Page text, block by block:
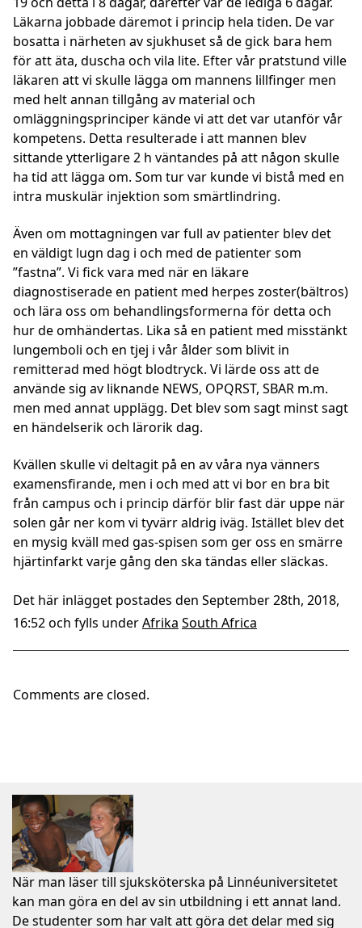
Läkarna jobbade däremot i princip hela tiden. De var
bosatta i närheten av sjukhuset så de gick bara hem
för att äta, duscha och vila lite. Efter vår pratstund ville
läkaren att vi skulle lägga om mannens lillfinger men
med helt annan tillgång av material och
omläggningsprinciper kände vi att det var utanför vår
kompetens. Detta resulterade i att mannen blev
sittande ytterligare 2 h väntandes på att någon skulle
ha tid att lägga om. Som tur var kunde vi bistå med en
intra muskulär injektion som smärtlindring.
Även om mottagningen var full av patienter blev det
en väldigt lugn dag i och med de patienter som
”fastna”. Vi fick vara med när en läkare
diagnostiserade en patient med herpes zoster(bältros)
och lära oss om behandlingsformerna för detta och
hur de omhändertas. Lika så en patient med misstänkt
lungemboli och en tjej i vår ålder som blivit in
remitterad med högt blodtryck. Vi lärde oss att de
använde sig av liknande NEWS, OPQRST, SBAR m.m.
men med annat upplägg. Det blev som sagt minst sagt
en händelserik och lärorik dag.
Kvällen skulle vi deltagit på en av våra nya vänners
examensfirande, men i och med att vi bor en bra bit
från campus och i princip därför blir fast där uppe när
solen går ner kom vi tyvärr aldrig iväg. Istället blev det
en mysig kväll med gas-spisen som ger oss en smärre
hjärtinfarkt varje gång den ska tändas eller släckas.
Det här inlägget postades den September 28th, 2018,
16:52 och fylls underAfrika South Africa
Comments are closed.
När man läser till sjuksköterska på Linnéuniversitetet
kan man göra en del av sin utbildning i ett annat land.
De studenter som har valt att göra det delar med sig